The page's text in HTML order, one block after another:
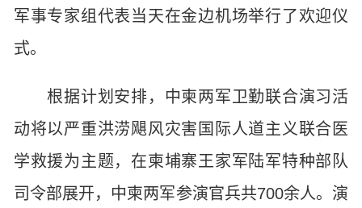
军事专家组代表当天在金边机场举行了欢迎仪
式。
根据计划安排，中柬两军卫勤联合演习活
动将以严重洪涝飓风灾害国际人道主义联合医
学救援为主题，在柬埔寨王家军陆军特种部队
司令部展开，中柬两军参演官兵共700余人。演